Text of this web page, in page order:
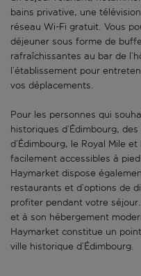
bains privative, une
réseau Wi-Fi gratuit. Vous
déjeuner sous forme de
rafraîchissantes au bar de
l’établissement pour
vos déplacements.
Pour les personnes qui
historiques d’Édimbourg,
d’Édimbourg, le Royal Mile
facilement accessibles à
Haymarket dispose
restaurants et d’options de
profiter pendant votre
et à son hébergement
Haymarket constitue un
ville historique d’Édimbourg.